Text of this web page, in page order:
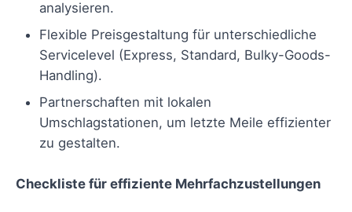
analysieren.
Flexible Preisgestaltung für unterschiedliche
Servicelevel (Express, Standard, Bulky-Goods-
Handling).
Partnerschaften mit lokalen
Umschlagstationen, um letzte Meile effizienter
zu gestalten.
Checkliste für effiziente Mehrfachzustellungen